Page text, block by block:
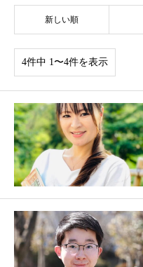
新しい順
4件中 1〜4件を表示